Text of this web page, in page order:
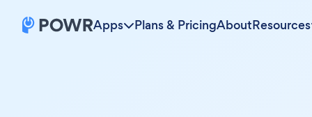
Apps Plans & PricingAboutResources